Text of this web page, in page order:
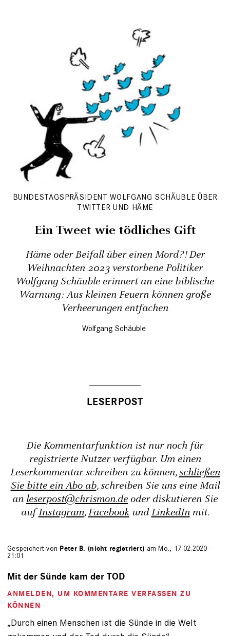
BUNDESTAGSPRÄSIDENT WOLFGANG SCHÄUBLE ÜBER
TWITTER UND HÄME
Ein Tweet wie tödliches Gift
Häme oder Beifall über einen Mord?! Der
Weihnachten 2023 verstorbene Politiker
Wolfgang Schäuble erinnert an eine biblische
Warnung: Aus kleinen Feuern können große
Verheerungen entfachen
Wolfgang Schäuble
Die Kommentarfunktion ist nur noch für
registrierte Nutzer verfügbar. Um einen
Leserkommentar schreiben zu können,schließen
Sie bitte ein Abo ab, schreiben Sie uns eine Mail
an leserpost@chrismon.de oder diskutieren Sie
aufInstagram,FacebookundLinkedInmit.
Gespeichert von Peter B. (nicht registriert) am Mo., 17.02.2020 -
21:01
Mit der Sünde kam der TOD
ANMELDEN, UM KOMMENTARE VERFASSEN ZU
KÖNNEN
„Durch einen Menschen ist die Sünde in die Welt